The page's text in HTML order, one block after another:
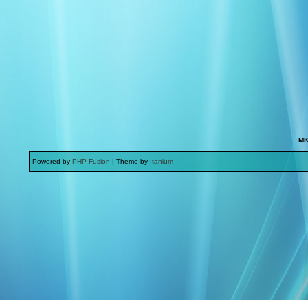
Powered by PHP-Fusion | Theme by Itanium